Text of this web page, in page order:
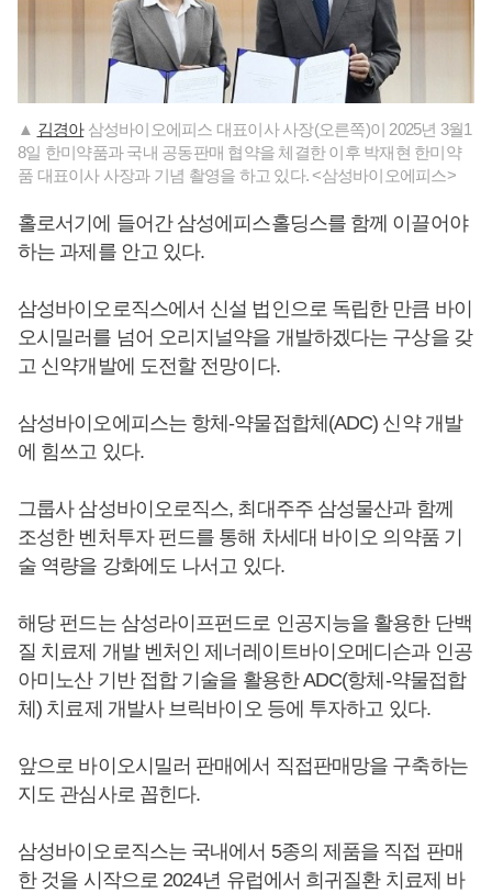
▲ 김경아삼성바이오에피스 대표이사 사장(오른쪽)이 2025년 3월1
8일 한미약품과 국내 공동판매 협약을 체결한 이후 박재현 한미약
품 대표이사 사장과 기념 촬영을 하고 있다. <삼성바이오에피스>
홀로서기에 들어간 삼성에피스홀딩스를 함께 이끌어야
하는 과제를 안고 있다.
삼성바이오로직스에서 신설 법인으로 독립한 만큼 바이
오시밀러를 넘어 오리지널약을 개발하겠다는 구상을 갖
고 신약개발에 도전할 전망이다.
삼성바이오에피스는 항체-약물접합체(ADC) 신약 개발
에 힘쓰고 있다.
그룹사 삼성바이오로직스, 최대주주 삼성물산과 함께
조성한 벤처투자 펀드를 통해 차세대 바이오 의약품 기
술 역량을 강화에도 나서고 있다.
해당 펀드는 삼성라이프펀드로 인공지능을 활용한 단백
질 치료제 개발 벤처인 제너레이트바이오메디슨과 인공
아미노산 기반 접합 기술을 활용한 ADC(항체-약물접합
체) 치료제 개발사 브릭바이오 등에 투자하고 있다.
앞으로 바이오시밀러 판매에서 직접판매망을 구축하는
지도 관심사로 꼽힌다.
삼성바이오로직스는 국내에서 5종의 제품을 직접 판매
한 것을 시작으로 2024년 유럽에서 희귀질환 치료제 바